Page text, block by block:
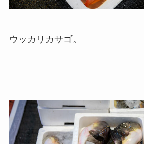
ウッカリカサゴ。